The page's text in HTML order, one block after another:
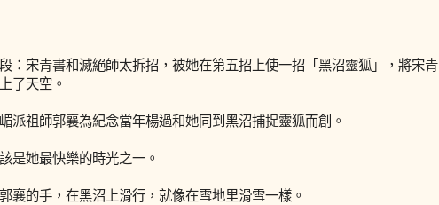
：宋青書和滅絕師太拆招，被她在第五招上使一招「黑沼靈狐」，將宋青
了天空。
派祖師郭襄為紀念當年楊過和她同到黑沼捕捉靈狐而創。
是她最快樂的時光之一。
襄的手，在黑沼上滑行，就像在雪地里滑雪一樣。